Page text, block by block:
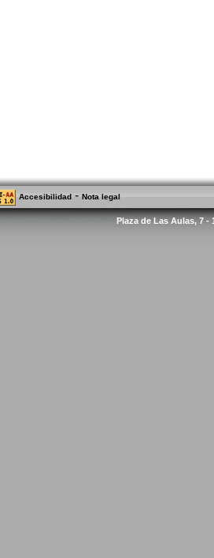
Accesibilidad - Nota legal
Plaza de Las Aulas, 7 -